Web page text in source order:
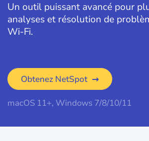
Un outil puissant avancé pour
analyses et résolution de
Wi-Fi.
Obtenez NetSpot
macOS 11+, Windows 7/8/10/11